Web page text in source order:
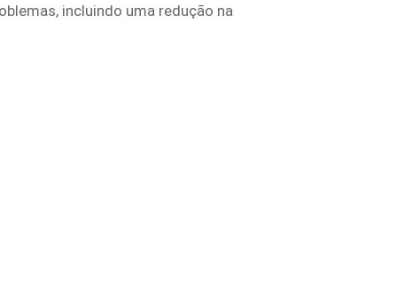
incluindo uma redução na